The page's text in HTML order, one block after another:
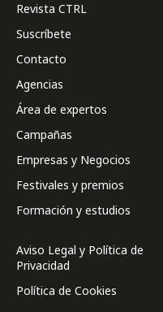
Revista CTRL
Suscríbete
Contacto
Agencias
Área de expertos
Campañas
Empresas y Negocios
Festivales y premios
Formación y estudios
Aviso Legal y Política de
Privacidad
Política de Cookies